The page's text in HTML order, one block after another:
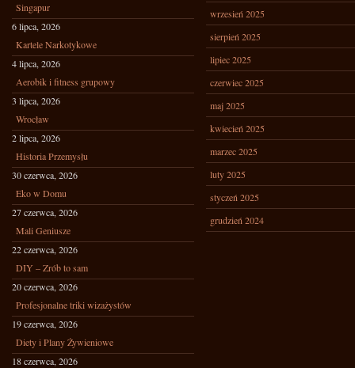
Singapur
6 lipca, 2026
Kartele Narkotykowe
4 lipca, 2026
Aerobik i fitness grupowy
3 lipca, 2026
Wrocław
2 lipca, 2026
Historia Przemysłu
30 czerwca, 2026
Eko w Domu
27 czerwca, 2026
Mali Geniusze
22 czerwca, 2026
DIY – Zrób to sam
20 czerwca, 2026
Profesjonalne triki wizażystów
19 czerwca, 2026
Diety i Plany Żywieniowe
18 czerwca, 2026
wrzesień 2025
sierpień 2025
lipiec 2025
czerwiec 2025
maj 2025
kwiecień 2025
marzec 2025
luty 2025
styczeń 2025
grudzień 2024